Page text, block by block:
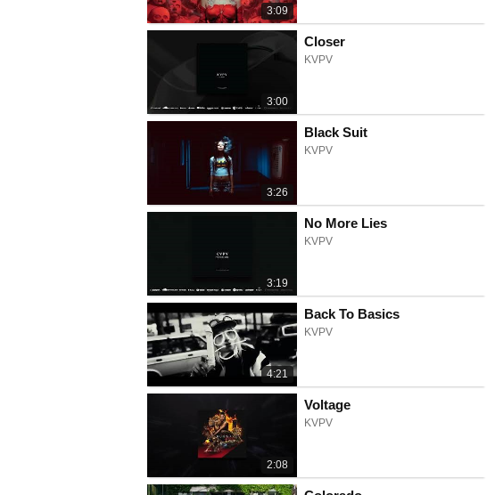
3:09
3:00
Closer
KVPV
3:26
Black Suit
KVPV
3:19
No More Lies
KVPV
4:21
Back To Basics
KVPV
2:08
Voltage
KVPV